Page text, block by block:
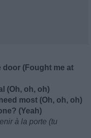
door (Fought me at
(Oh, oh, oh)
most (Oh, oh, oh)
(Yeah)
à la porte (tu